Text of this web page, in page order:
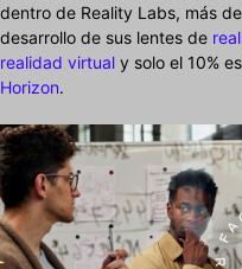
dentro de Reality Labs, más
desarrollo de sus lentes de
realidad virtual y solo el 10%
Horizon.